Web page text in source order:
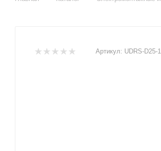
Артикул: UDRS-D25-